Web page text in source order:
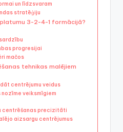
un līdzsvaram
stratēģiju
3-2-4-1 formācijā?
progresijai
mačos
tehnikas malējiem
centrējumu veidus
veiksmīgiem
centrēšanas precizitāti
aizsargu centrējumus